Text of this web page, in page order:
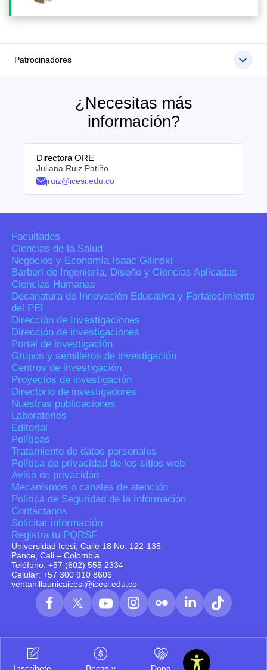
Patrocinadores
¿Necesitas más
información?
Directora ORE
Juliana Ruiz Patiño
jruiz@icesi.edu.co
Universidad Icesi, Calle 18 No. 122-135
Pance, Cali – Colombia
Teléfono: +57 (602) 555 2334
Celular: +57 300 910 8606
ventanillaunicaicesi@icesi.edu.co
Facultades
Ciencias de la Salud
Negocios y Economía Isaac Gilinski
Barberi de Ingeniería, Diseño y Ciencias Aplicadas
Ciencias Humanas
Decanatura de Innovación Educativa y Fortalecimiento
del PEI
Dirección de Investigaciones
Dirección de investigaciones
Portal de investigación
Grupos y semilleros de investigación
Centros de investigación
Proyectos de investigación
Directorio de investigadores
Nuestras publicaciones
Laboratorios
Editorial
Políticas
Tratamiento de datos personales
Política de privacidad de los sitios web
Aviso de privacidad
Mecanismos o canales de atención
Política de Seguridad de la Información
Contáctanos
Solicitar información
Registra tu PQRSF